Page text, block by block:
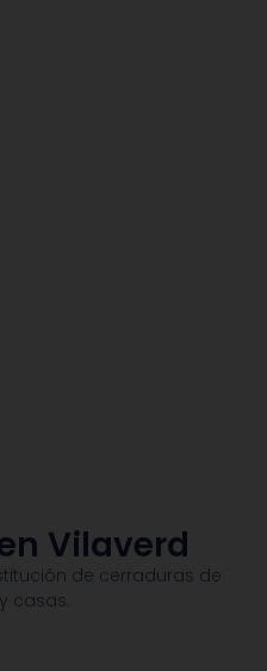
Vilaverd
de cerraduras de
casas.​